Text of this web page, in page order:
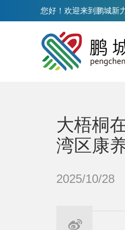
您好！欢迎来到鹏城新
大梧桐
湾区康
2025/10/28